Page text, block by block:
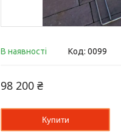
В наявності Код: 0099
98 200 ₴
Купити